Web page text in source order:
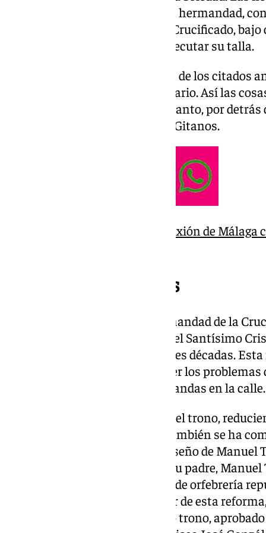
engrandecer el patrimonio de la hermandad,
el proyecto del nuevo trono del Crucificado,
será también el encargado de ejecutar su talla.
No habrá más estrenos además de los citados
cambios en el horario y el itinerario. Así las
la segunda posición del Lunes Santo, por
Recorrido Oficial delante de los Gitanos.
La Hermandad de la Crucifixión de
Novedades y estrenos
El sábado 28 de febrero, la Hermandad de la
integral del trono procesional del Santísimo
un ciclo iniciado hace más de tres décadas.
embellecer el conjunto y resolver los
la estética y la movilidad de las andas en la calle.
La cofradía ha redimensionado el trono,
y su largo en 60 centímetros. También se ha
iconográfico basándose en el diseño de Manuel
interpretado inicialmente por su padre, Manuel
incorporado nuevos elementos de orfebrería
sistema de iluminación. A pesar de esta
la mesa el proyecto de un nuevo trono,